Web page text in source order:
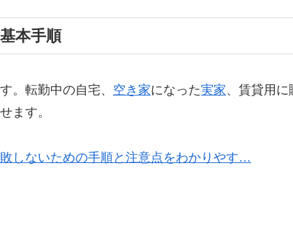
本手順
。転勤中の自宅、 空き家になった実家、賃貸用に
ます。
しないための手順と注意点をわかりやす…